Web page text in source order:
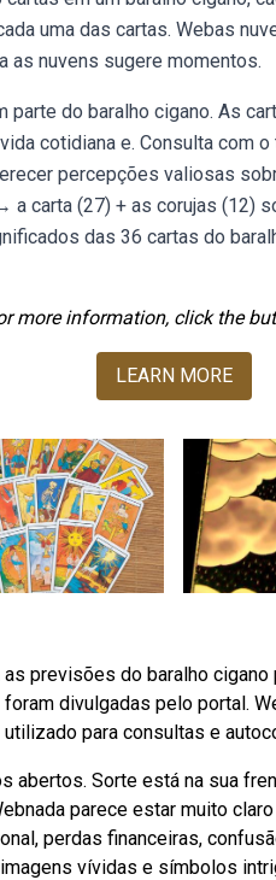
uma das cartas. Webas
as nuvens sugere momentos.
do baralho cigano. As
cotidiana e. Consulta com
percepções valiosas
carta (27) + as corujas (12)
das 36 cartas do
more information, click the
LEARN MORE
previsões do baralho
divulgadas pelo portal.
para consultas e
abertos. Sorte está na sua
parece estar muito
perdas financeiras,
vívidas e símbolos